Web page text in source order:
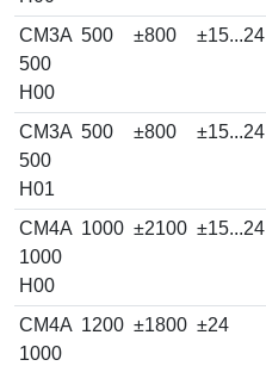
CM3A
500
H00
500 ±800 ±15...24
CM3A
500
H01
500 ±800 ±15...24
CM4A
1000
H00
1000 ±2100 ±15...24
CM4A
1000
1200 ±1800 ±24